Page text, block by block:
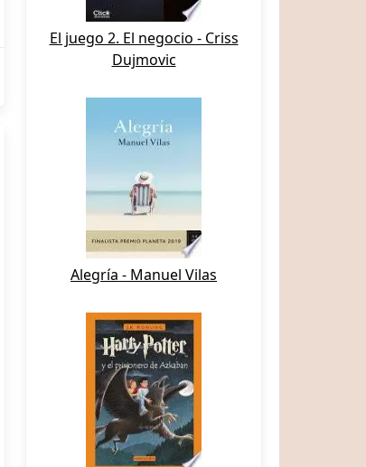
El juego 2. El negocio - Criss
Dujmovic
Alegría - Manuel Vilas